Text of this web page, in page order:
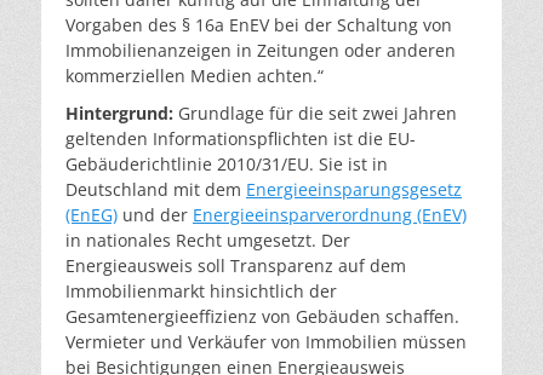
Vorgaben des § 16a EnEV bei der Schaltung von
Immobilienanzeigen in Zeitungen oder anderen
kommerziellen Medien achten.“
Hintergrund: Grundlage für die seit zwei Jahren
geltenden Informationspflichten ist die EU-
Gebäuderichtlinie 2010/31/EU. Sie ist in
Deutschland mit dem Energieeinsparungsgesetz
(EnEG) und der Energieeinsparverordnung (EnEV)
in nationales Recht umgesetzt. Der
Energieausweis soll Transparenz auf dem
Immobilienmarkt hinsichtlich der
Gesamtenergieeffizienz von Gebäuden schaffen.
Vermieter und Verkäufer von Immobilien müssen
bei Besichtigungen einen Energieausweis